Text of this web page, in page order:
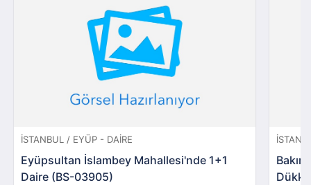
İSTANBUL / EYÜP - DAIRE
Eyüpsultan İslambey Mahallesi'nde 1+1
Daire (BS-03905)